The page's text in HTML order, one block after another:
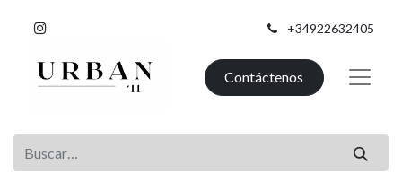
+34922632405
Contáctenos